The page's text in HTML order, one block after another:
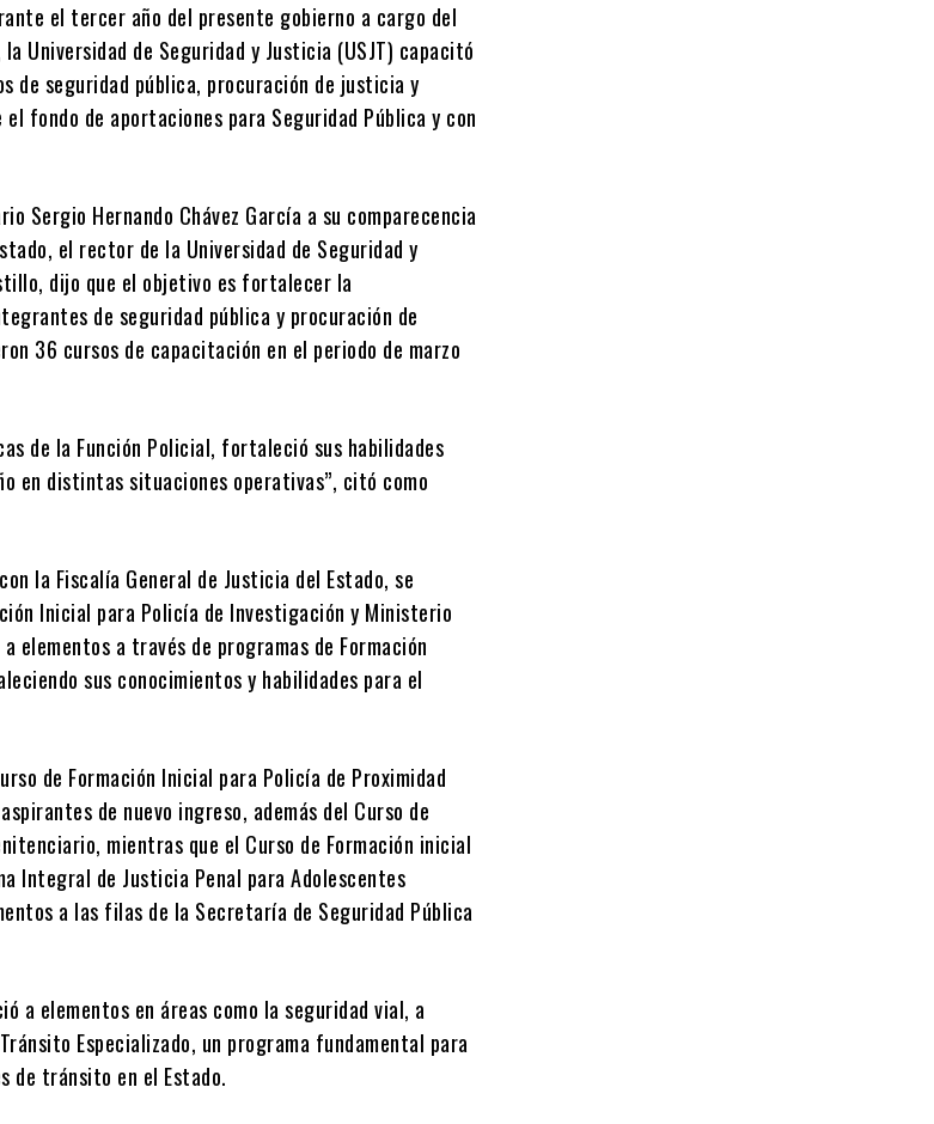
el tercer año del presente gobierno a cargo del
Universidad de Seguridad y Justicia (USJT) capacitó
de seguridad pública, procuración de justicia y
fondo de aportaciones para Seguridad Pública y con
Sergio Hernando Chávez García a su comparecencia
el rector de la Universidad de Seguridad y
dijo que el objetivo es fortalecer la
de seguridad pública y procuración de
36 cursos de capacitación en el periodo de marzo
de la Función Policial, fortaleció sus habilidades
en distintas situaciones operativas”, citó como
la Fiscalía General de Justicia del Estado, se
Inicial para Policía de Investigación y Ministerio
elementos a través de programas de Formación
sus conocimientos y habilidades para el
de Formación Inicial para Policía de Proximidad
de nuevo ingreso, además del Curso de
mientras que el Curso de Formación inicial
Integral de Justicia Penal para Adolescentes
a las filas de la Secretaría de Seguridad Pública
a elementos en áreas como la seguridad vial, a
Especializado, un programa fundamental para
de tránsito en el Estado.